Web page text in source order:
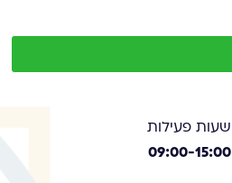
שעות פעילות
09:00-15:00